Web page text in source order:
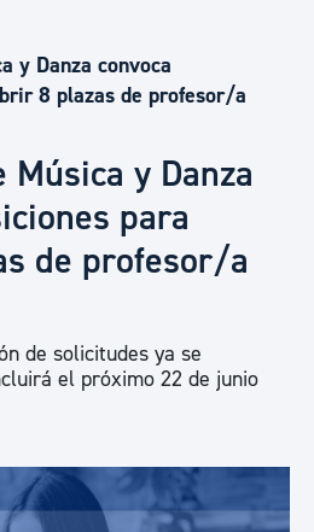
y Danza convoca
8 plazas de profesor/a
Música y Danza
para
de profesor/a
de solicitudes ya se
el próximo 22 de junio